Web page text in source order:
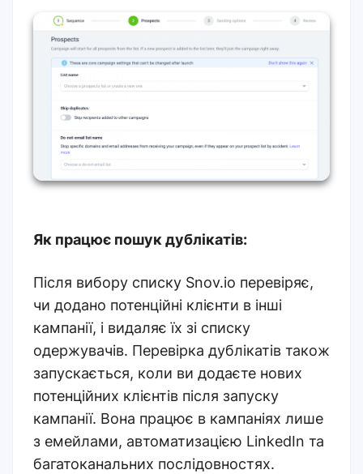
Як працює пошук дублікатів:
Після вибору списку Snov.io перевіряє,
чи додано потенційні клієнти в інші
кампанії, і видаляє їх зі списку
одержувачів. Перевірка дублікатів також
запускається, коли ви додаєте нових
потенційних клієнтів після запуску
кампанії. Вона працює в кампаніях лише
з емейлами, автоматизацією LinkedIn та
багатоканальних послідовностях.